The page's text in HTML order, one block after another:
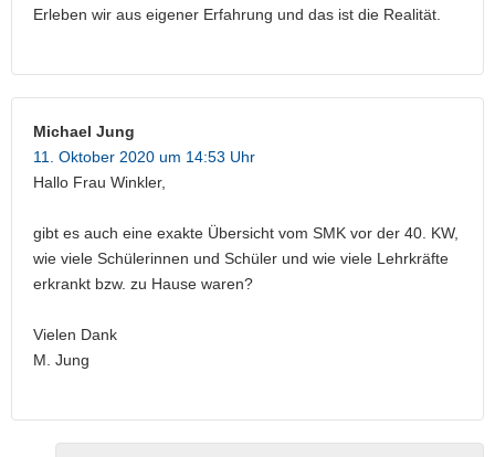
Erleben wir aus eigener Erfahrung und das ist die Realität.
Michael Jung
11. Oktober 2020 um 14:53 Uhr
Hallo Frau Winkler,
gibt es auch eine exakte Übersicht vom SMK vor der 40. KW,
wie viele Schülerinnen und Schüler und wie viele Lehrkräfte
erkrankt bzw. zu Hause waren?
Vielen Dank
M. Jung